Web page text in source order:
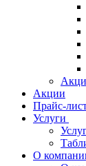
Акции
Прайс-
Услуги
О